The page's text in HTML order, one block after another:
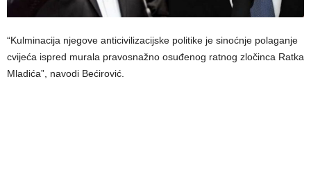
“Kulminacija njegove anticivilizacijske politike je sinoćnje polaganje
cvijeća ispred murala pravosnažno osuđenog ratnog zločinca Ratka
Mladića”, navodi Bećirović.